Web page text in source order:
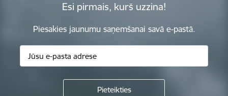
Esi pirmais, kurš uzzina!
Piesakies jaunumu saņemšanai savā e-pastā.